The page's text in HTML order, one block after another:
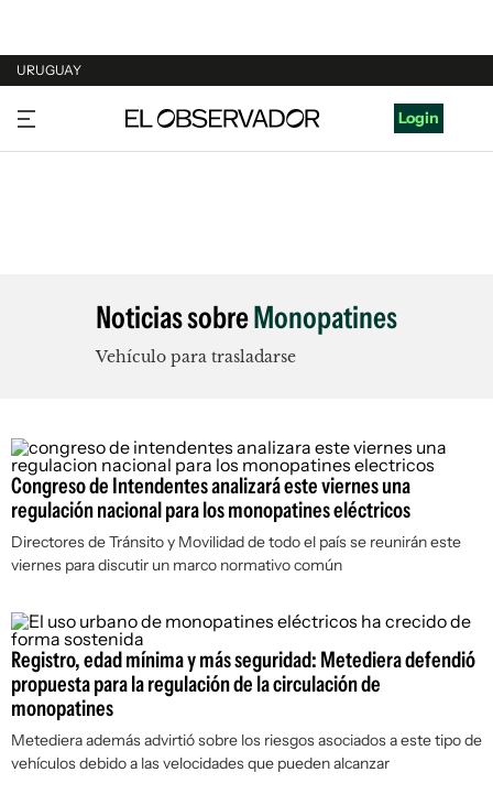
URUGUAY
URUGUAY
ARGENTINA
Login
Noticias sobreMonopatines
Vehículo para trasladarse
Congreso de Intendentes analizará este viernes una
regulación nacional para los monopatines eléctricos
Directores de Tránsito y Movilidad de todo el país se reunirán este
viernes para discutir un marco normativo común
Registro, edad mínima y más seguridad: Metediera defendió
propuesta para la regulación de la circulación de
monopatines
Metediera además advirtió sobre los riesgos asociados a este tipo de
vehículos debido a las velocidades que pueden alcanzar